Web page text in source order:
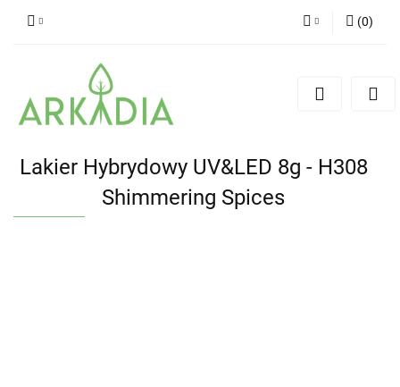
(0)
Lakier Hybrydowy UV&LED 8g - H308
Shimmering Spices